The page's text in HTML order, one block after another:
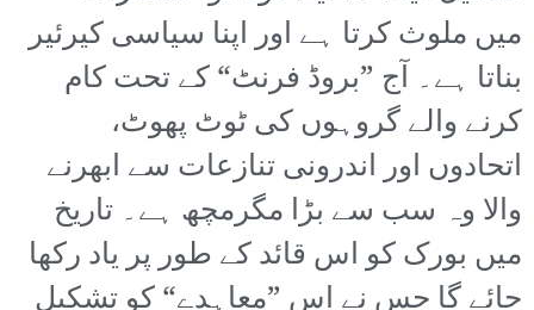
میں ملوث کرتا ہے اور اپنا سیاسی کیرئیر
بناتا ہے۔ آج ”بروڈ فرنٹ“ کے تحت کام
کرنے والے گروہوں کی ٹوٹ پھوٹ،
اتحادوں اور اندرونی تنازعات سے ابھرنے
والا وہ سب سے بڑا مگرمچھ ہے۔ تاریخ
میں بورک کو اس قائد کے طور پر یاد رکھا